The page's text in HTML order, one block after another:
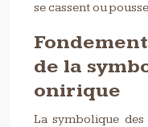
se cassent ou
de la
onirique
La symbolique des